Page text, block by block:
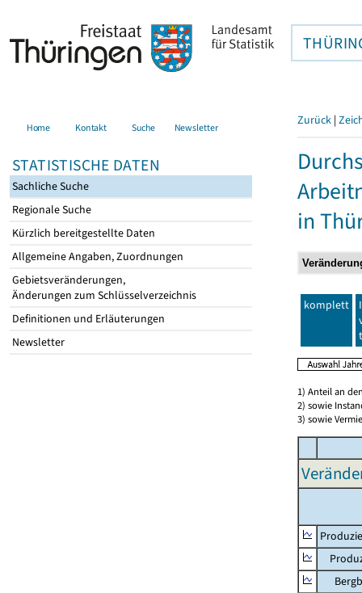
Home Kontakt Suche Newsletter
STATISTISCHE DATEN
Sachliche Suche
Regionale Suche
Kürzlich bereitgestellte Daten
Allgemeine Angaben, Zuordnungen
Gebietsveränderungen,
Änderungen zum Schlüsselverzeichnis
Definitionen und Erläuterungen
Newsletter
Zurück |
in
komplett
1) Anteil an
2) sowie
3) sowie